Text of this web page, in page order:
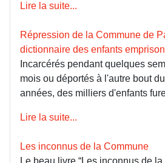
Lire la suite...
Répression de la Commune de
dictionnaire des enfants
Incarcérés pendant quelques
mois ou déportés à l'autre bout
années, des milliers d'enfants
Lire la suite...
Les inconnus de la Commune